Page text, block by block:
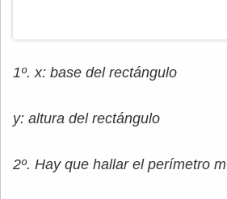
1º. x: base del rectángulo
y: altura del rectángulo
2º. Hay que hallar el perímetro